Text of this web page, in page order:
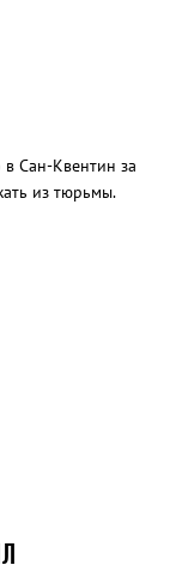
Сан-Квентин за
из тюрьмы.